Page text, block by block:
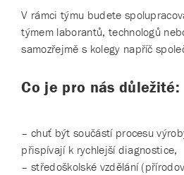
V rámci týmu budete
týmem laborantů, technologů
samozřejmě s kolegy napříč
Co je pro nás důležité:
– chuť být součástí procesu
přispívají k rychlejší diagnostice,
– středoškolské vzdělání